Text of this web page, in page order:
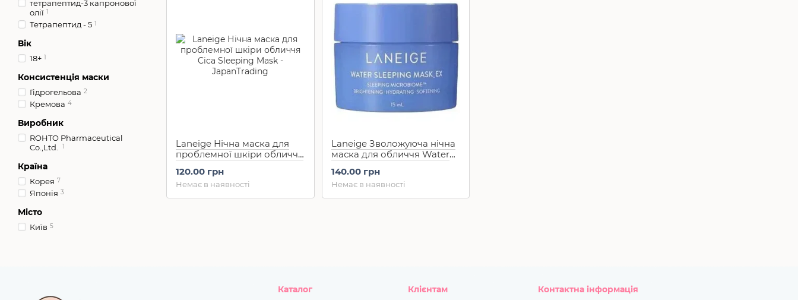
Laneige Нічна маска для
проблемної шкіри обличчя
120.00 грн
Немає в наявності
Laneige Зволожуюча нічна
маска для обличчя Water
140.00 грн
Немає в наявності
тетрапептид-3 капронової
олії 1
Тетрапептид - 5 1
Вік
18+ 1
Консистенція маски
Гідрогельова 2
Кремова 4
Виробник
ROHTO Pharmaceutical
Co.,Ltd.
1
Країна
Корея 7
Японія 3
Місто
Київ 5
Каталог Клієнтам Контактна інформація